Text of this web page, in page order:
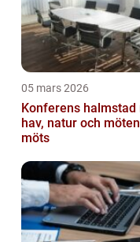
05 mars 2026
Konferens halmstad när
hav, natur och möten
möts